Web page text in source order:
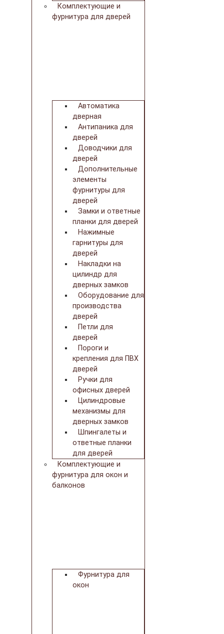
Комплектующие и
фурнитура для дверей
Автоматика
дверная
Антипаника для
дверей
Доводчики для
дверей
Дополнительные
элементы
фурнитуры для
дверей
Замки и ответные
планки для дверей
Нажимные
гарнитуры для
дверей
Накладки на
цилиндр для
дверных замков
Оборудование для
производства
дверей
Петли для
дверей
Пороги и
крепления для ПВХ
дверей
Ручки для
офисных дверей
Цилиндровые
механизмы для
дверных замков
Шпингалеты и
ответные планки
для дверей
Комплектующие и
фурнитура для окон и
балконов
Фурнитура для
окон